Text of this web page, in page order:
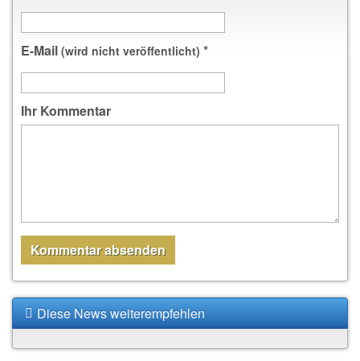
E-Mail (wird nicht veröffentlicht) *
Ihr Kommentar
Diese News weiterempfehlen